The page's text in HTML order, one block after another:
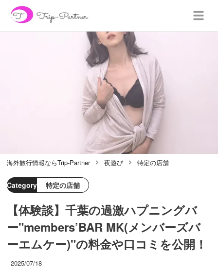
海外旅行情報ならTrip-Partner 夜遊び 特定の店舗
Category 特定の店舗
【体験談】千葉の過激ハプニングバ
ー"members’BAR MK(メンバーズバ
ーエムケー)"の料金や口コミを公開！
2025/07/18